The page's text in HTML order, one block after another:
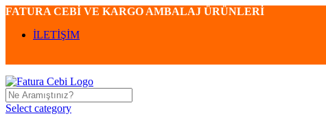
FATURA CEBİ VE KARGO AMBALAJ ÜRÜNLERİ
İLETİŞİM
Select category